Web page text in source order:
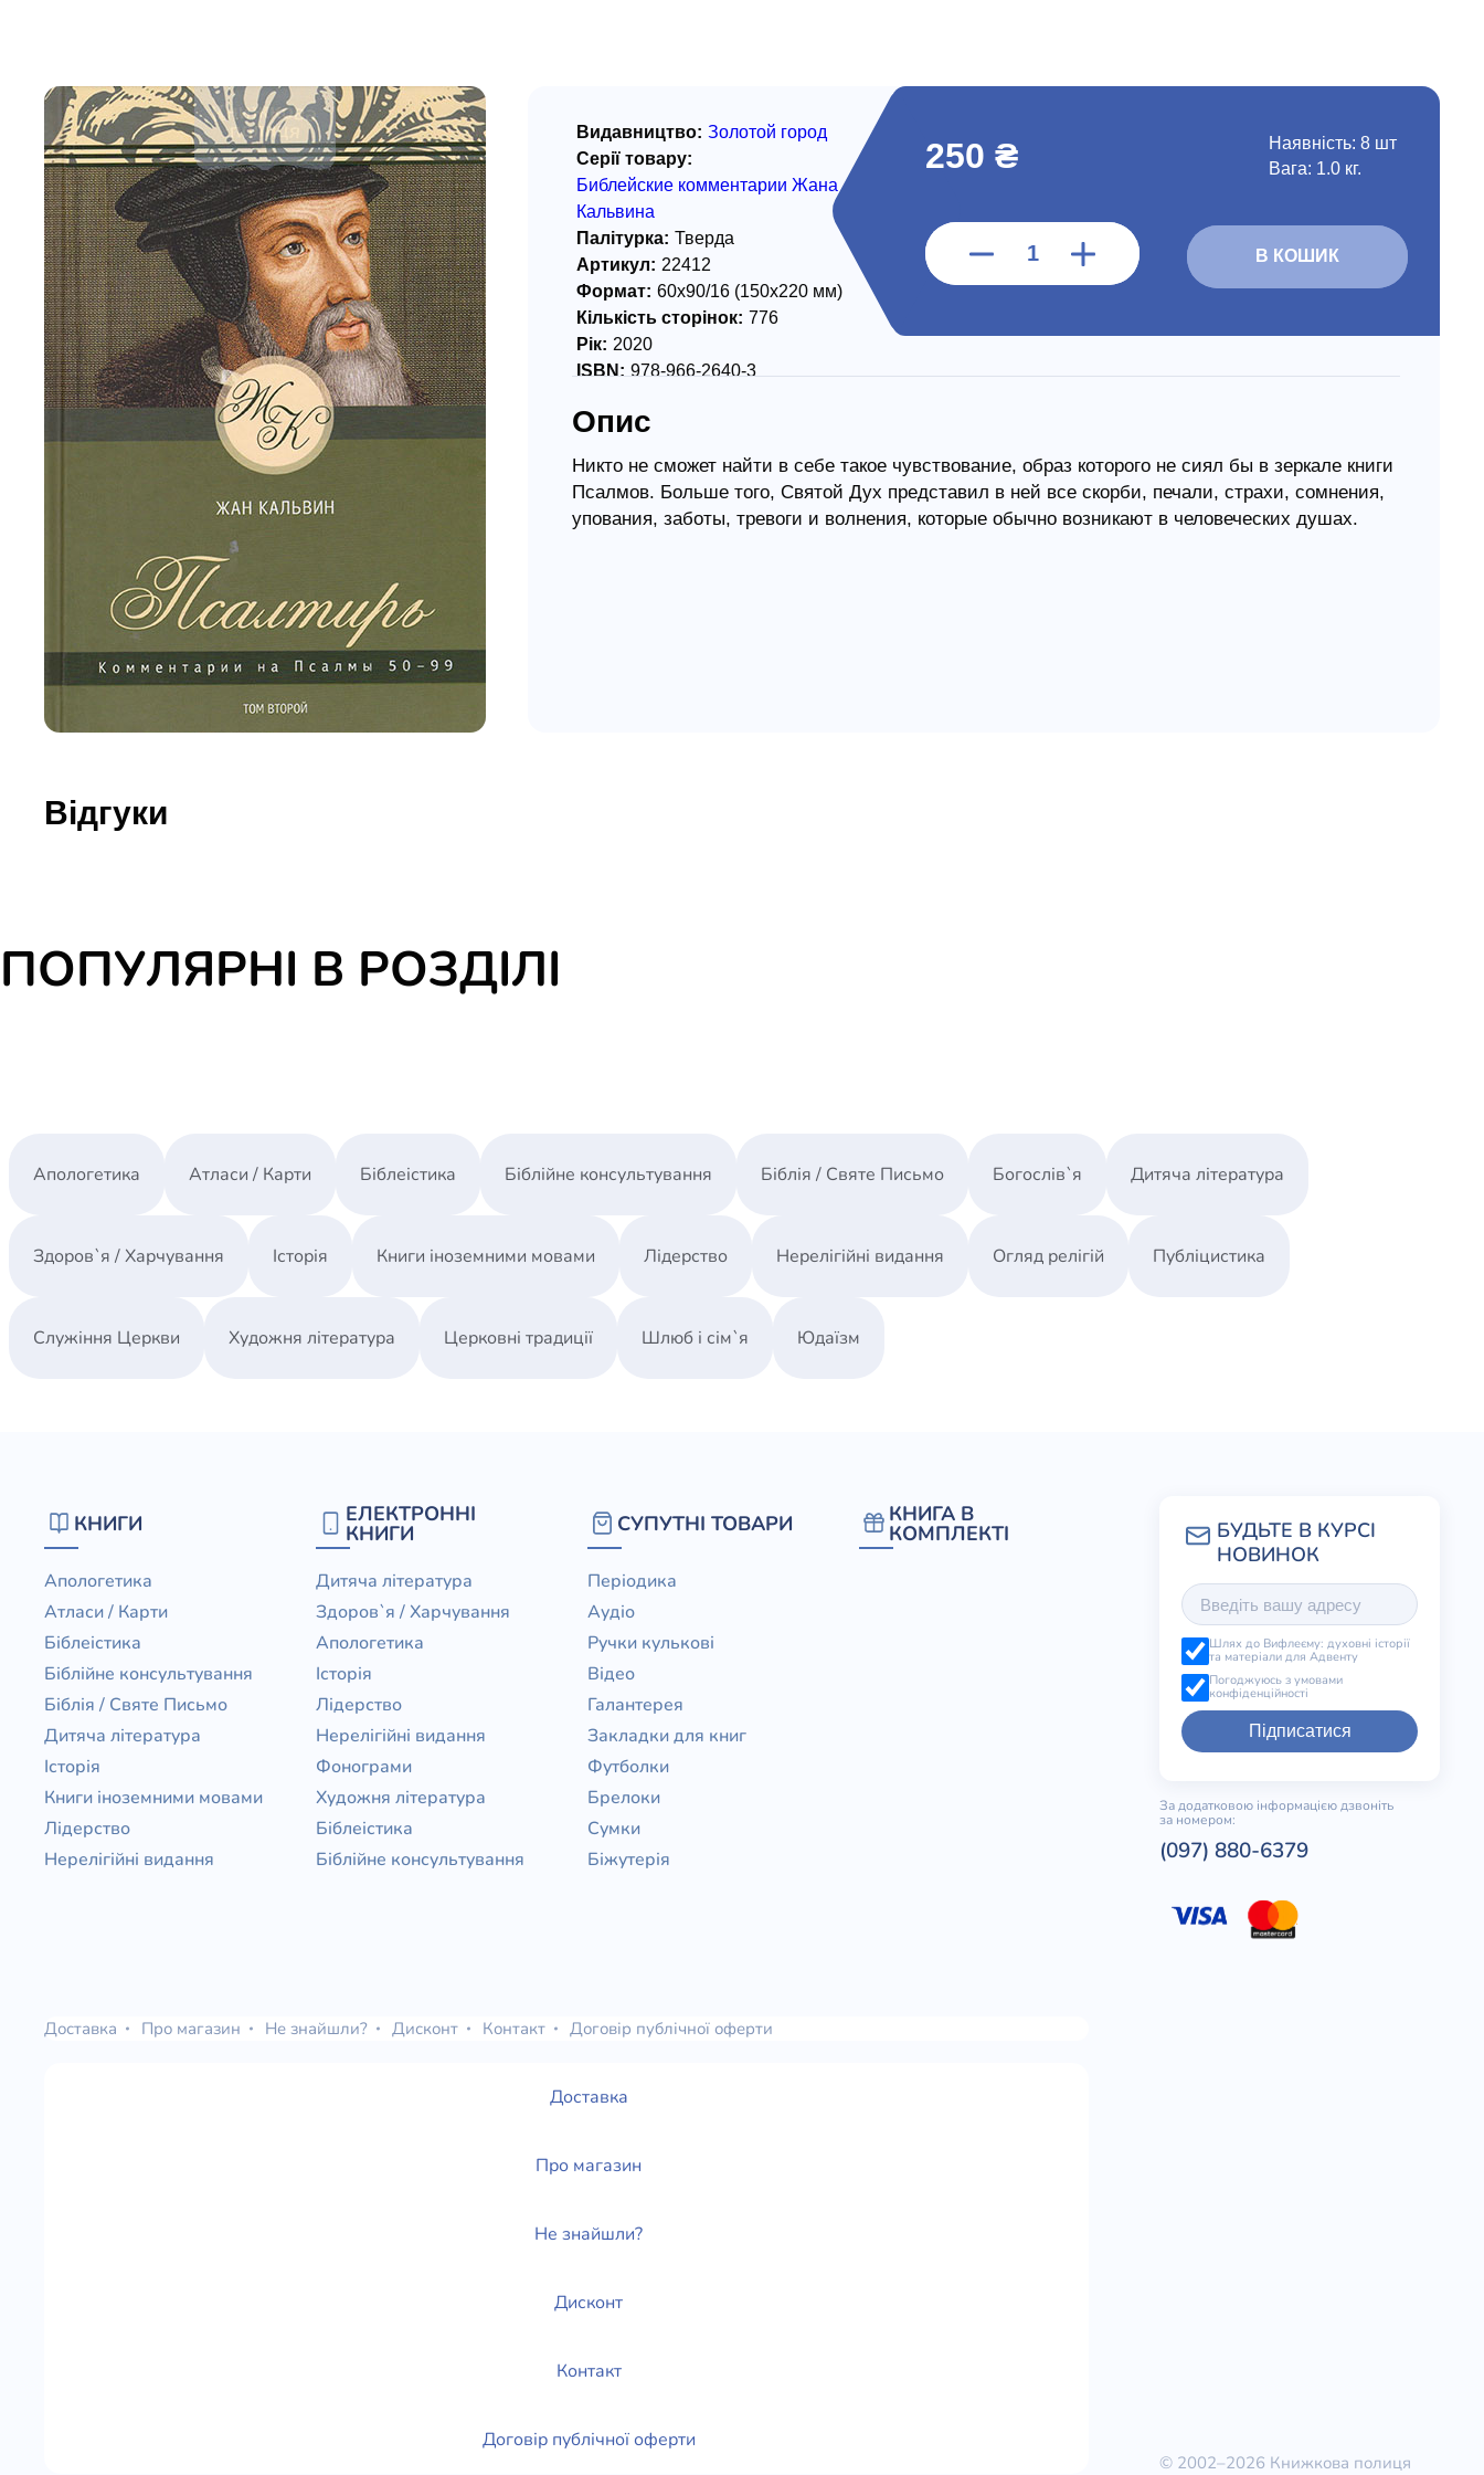
Новинки
Свіжі надходження, актуальна
література та нові автори на нашій
полиці.
Історія
Книги іноземними мовами
Лідерство
Нерелігійні видання
Церковні традиції
Служіння Церкви
Публіцистика
Богослів`я
Шлюб і сім`я
Здоров`я / Харчування
250 ₴ Наявність: 8 шт
Вага: 1.0 кг.
В КОШИК
Видавництво: Золотой город
Серії товару:
Библейские комментарии Жана
Кальвина
Палітурка: Тверда
Артикул: 22412
Формат: 60х90/16 (150х220 мм)
Кількість сторінок: 776
Рік: 2020
ISBN: 978-966-2640-3
Опис
Никто не сможет найти в себе такое чувствование, образ которого не сиял бы в зеркале книги
Псалмов. Больше того, Святой Дух представил в ней все скорби, печали, страхи, сомнения,
упования, заботы, тревоги и волнения, которые обычно возникают в человеческих душах.
Відгуки
ПОПУЛЯРНІ В РОЗДІЛІ
Апологетика Атласи / Карти Біблеістика Біблійне консультування Біблія / Святе Письмо Богослів`я Дитяча література
Здоров`я / Харчування Історія Книги іноземними мовами Лідерство Нерелігійні видання Огляд релігій Публіцистика
Служіння Церкви Художня література Церковні традиції Шлюб і сім`я Юдаїзм
КНИГИ
Апологетика
Атласи / Карти
Біблеістика
Біблійне консультування
Біблія / Святе Письмо
Дитяча література
Історія
Книги іноземними мовами
Лідерство
Нерелігійні видання
ЕЛЕКТРОННІ
КНИГИ
Дитяча література
Здоров`я / Харчування
Апологетика
Історія
Лідерство
Нерелігійні видання
Фонограми
Художня література
Біблеістика
Біблійне консультування
СУПУТНІ ТОВАРИ
Періодика
Аудіо
Ручки кулькові
Відео
Галантерея
Закладки для книг
Футболки
Брелоки
Сумки
Біжутерія
КНИГА В
КОМПЛЕКТІ
Шлях до Вифлеєму: духовні історії
та матеріали для Адвенту
Погоджуюсь з умовами
конфіденційності
Підписатися
За додатковою інформацією дзвоніть
за номером:
(097) 880-6379
Доставка Про магазин Не знайшли? Дисконт Контакт Договір публічної оферти
Доставка
Про магазин
Не знайшли?
Дисконт
Контакт
Договір публічної оферти
© 2002–2026 Книжкова полиця